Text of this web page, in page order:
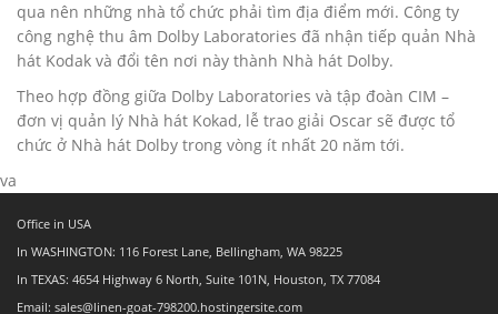
qua nên những nhà tổ chức phải tìm địa điểm mới. Công ty
công nghệ thu âm Dolby Laboratories đã nhận tiếp quản Nhà
hát Kodak và đổi tên nơi này thành Nhà hát Dolby.
Theo hợp đồng giữa Dolby Laboratories và tập đoàn CIM –
đơn vị quản lý Nhà hát Kokad, lễ trao giải Oscar sẽ được tổ
chức ở Nhà hát Dolby trong vòng ít nhất 20 năm tới.
va
Office in USA
In WASHINGTON: 116 Forest Lane, Bellingham, WA 98225
In TEXAS: 4654 Highway 6 North, Suite 101N, Houston, TX 77084
Email: sales@linen-goat-798200.hostingersite.com